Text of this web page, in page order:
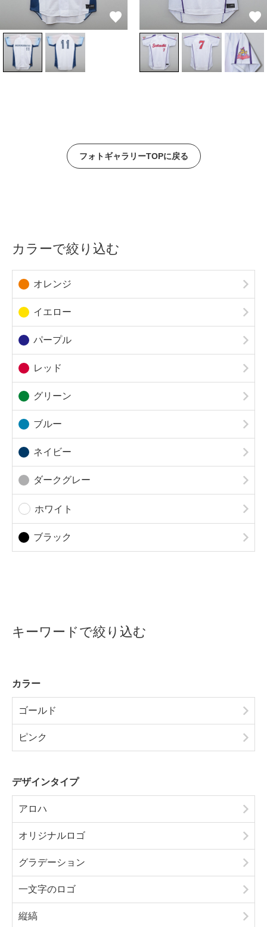
フォトギャラリーTOPに戻る
カラーで絞り込む
オレンジ
イエロー
パープル
レッド
グリーン
ブルー
ネイビー
ダークグレー
ホワイト
ブラック
キーワードで絞り込む
カラー
ゴールド
ピンク
デザインタイプ
アロハ
オリジナルロゴ
グラデーション
一文字のロゴ
縦縞